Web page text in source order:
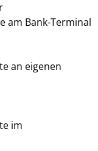
am Bank-Terminal
an eigenen
im